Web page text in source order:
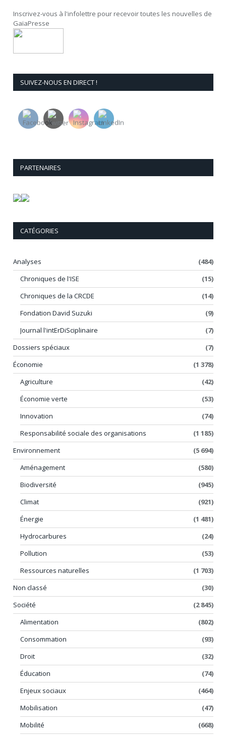
Inscrivez-vous à l'infolettre pour recevoir toutes les nouvelles de
GaïaPresse
SUIVEZ-NOUS EN DIRECT !
PARTENAIRES
CATÉGORIES
Analyses
(484)
Chroniques de l'ISE
(15)
Chroniques de la CRCDE
(14)
Fondation David Suzuki
(9)
Journal l'intErDiSciplinaire
(7)
Dossiers spéciaux
(7)
Économie
(1 378)
Agriculture
(42)
Économie verte
(53)
Innovation
(74)
Responsabilité sociale des organisations
(1 185)
Environnement
(5 694)
Aménagement
(580)
Biodiversité
(945)
Climat
(921)
Énergie
(1 481)
Hydrocarbures
(24)
Pollution
(53)
Ressources naturelles
(1 703)
Non classé
(30)
Société
(2 845)
Alimentation
(802)
Consommation
(93)
Droit
(32)
Éducation
(74)
Enjeux sociaux
(464)
Mobilisation
(47)
Mobilité
(668)